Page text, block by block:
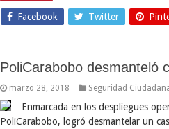
Facebook Twitter
PoliCarabobo desmanteló
marzo 28, 2018 Seguridad
Enmarcada en los despliegues
PoliCarabobo, logró desmantelar un